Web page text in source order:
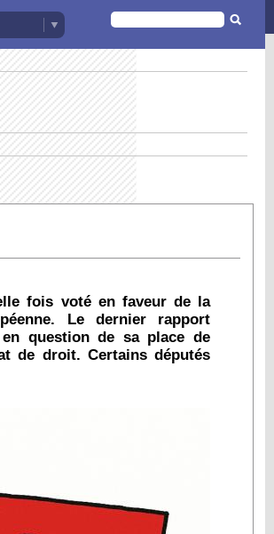
FORMULAIRE
DE
RECHERCHE
fois voté en faveur de la
Le dernier rapport
question de sa place de
de droit. Certains députés